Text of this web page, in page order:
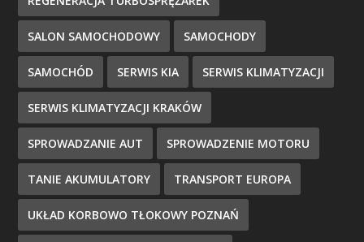
SALON SAMOCHODOWY SAMOCHODY
SAMOCHÓD SERWIS KIA SERWIS KLIMATYZACJI
SERWIS KLIMATYZACJI KRAKÓW
SPROWADZANIE AUT SPROWADZENIE MOTORU
TANIE AKUMULATORY TRANSPORT EUROPA
UKŁAD KORBOWO TŁOKOWY POZNAŃ